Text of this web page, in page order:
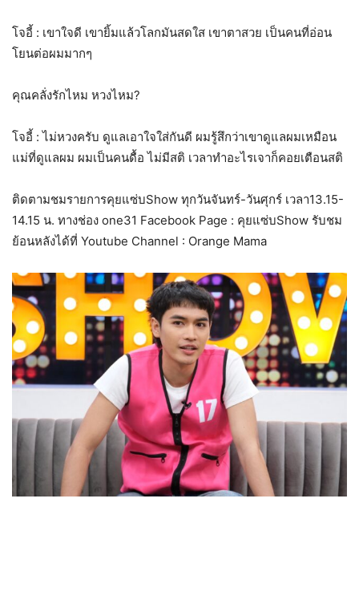
โจอี้ : เขาใจดี เขายิ้มแล้วโลกมันสดใส เขาตาสวย เป็นคนที่อ่อน
โยนต่อผมมากๆ
คุณคลั่งรักไหม หวงไหม?
โจอี้ : ไม่หวงครับ ดูแลเอาใจใส่กันดี ผมรู้สึกว่าเขาดูแลผมเหมือน
แม่ที่ดูแลผม ผมเป็นคนดื้อ ไม่มีสติ เวลาทำอะไรเจาก็คอยเตือนสติ
ติดตามชมรายการคุยแซ่บShow ทุกวันจันทร์-วันศุกร์ เวลา13.15-
14.15 น. ทางช่อง one31 Facebook Page : คุยแซ่บShow รับชม
ย้อนหลังได้ที่ Youtube Channel : Orange Mama